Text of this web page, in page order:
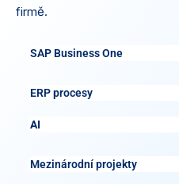
firmě.
SAP Business One
ERP procesy
AI
Mezinárodní projekty